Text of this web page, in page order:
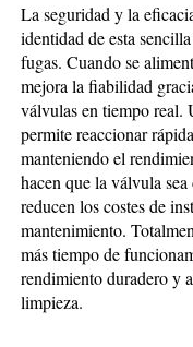
La seguridad y la
identidad de esta
fugas. Cuando se
mejora la fiabilidad
válvulas en tiempo real.
permite reaccionar
manteniendo el
hacen que la válvula
reducen los costes de
mantenimiento.
más tiempo de
rendimiento duradero y
limpieza.